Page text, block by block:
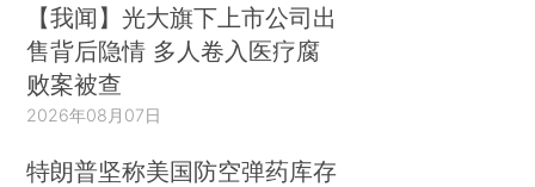
【我闻】光大旗下上市公司出
售背后隐情 多人卷入医疗腐
败案被查
2026年08月07日
特朗普坚称美国防空弹药库存